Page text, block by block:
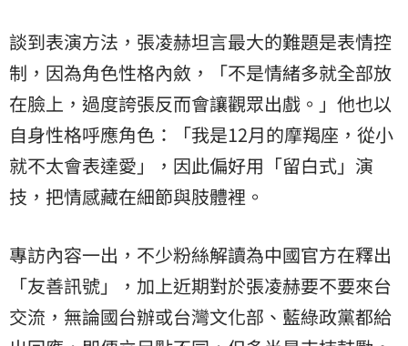
談到表演方法，張凌赫坦言最大的難題是表情控
制，因為角色性格內斂，「不是情緒多就全部放
在臉上，過度誇張反而會讓觀眾出戲。」他也以
自身性格呼應角色：「我是12月的摩羯座，從小
就不太會表達愛」，因此偏好用「留白式」演
技，把情感藏在細節與肢體裡。
專訪內容一出，不少粉絲解讀為中國官方在釋出
「友善訊號」，加上近期對於張凌赫要不要來台
交流 ，無論國台辦或台灣文化部、藍綠政黨都給